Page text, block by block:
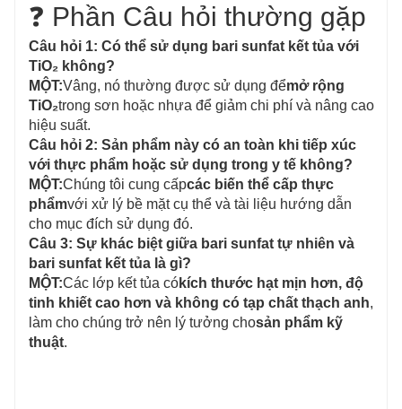
❓ Phần Câu hỏi thường gặp
Câu hỏi 1: Có thể sử dụng bari sunfat kết tủa với
TiO₂ không?
MỘT:Vâng, nó thường được sử dụng đểmở rộng
TiO₂trong sơn hoặc nhựa để giảm chi phí và nâng cao
hiệu suất.
Câu hỏi 2: Sản phẩm này có an toàn khi tiếp xúc
với thực phẩm hoặc sử dụng trong y tế không?
MỘT:Chúng tôi cung cấpcác biến thể cấp thực
phẩmvới xử lý bề mặt cụ thể và tài liệu hướng dẫn
cho mục đích sử dụng đó.
Câu 3: Sự khác biệt giữa bari sunfat tự nhiên và
bari sunfat kết tủa là gì?
MỘT:Các lớp kết tủa cókích thước hạt mịn hơn, độ
tinh khiết cao hơn và không có tạp chất thạch anh,
làm cho chúng trở nên lý tưởng chosản phẩm kỹ
thuật.